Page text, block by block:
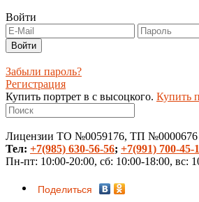
Войти
Забыли пароль?
Регистрация
Купить портрет в с высоцкого. Купить
Лицензии ТО №0059176, ТП №0000676
Тел: +7(985) 630-56-56; +7(991) 700-45-
Пн-пт: 10:00-20:00, сб: 10:00-18:00, вс:
Поделиться